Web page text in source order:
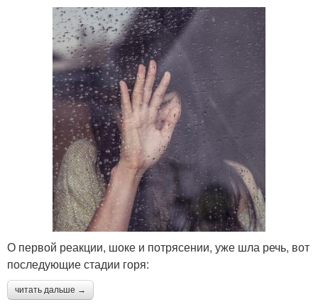
О первой реакции, шоке и потрясении, уже шла речь, вот
последующие стадии горя:
читать дальше →